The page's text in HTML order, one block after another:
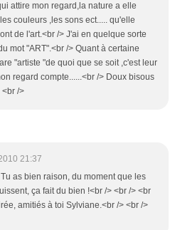
attire mon regard,la nature a elle
couleurs ,les sons ect..... qu'elle
de l'art.<br /> J'ai en quelque sorte
mot "ART".<br /> Quant à certaine
"artiste "de quoi que se soit ,c'est leur
regard compte......<br /> Doux bisous
<br />
21:37
as bien raison, du moment que les
ça fait du bien !<br /> <br /> <br
amitiés à toi Sylviane.<br /> <br />